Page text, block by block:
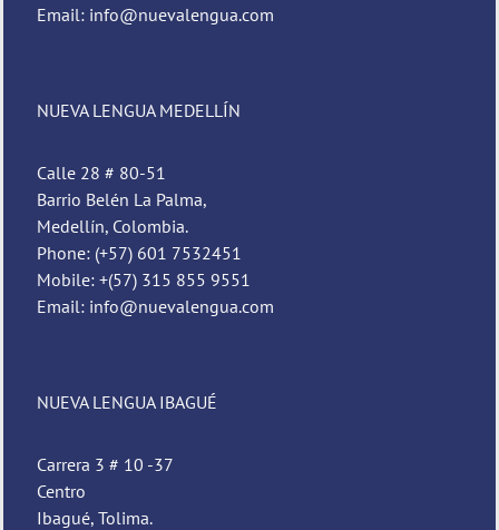
Email: info@nuevalengua.com
NUEVA LENGUA MEDELLÍN
Calle 28 # 80-51
Barrio Belén La Palma,
Medellín, Colombia.
Phone: (+57) 601 7532451
Mobile: +(57) 315 855 9551
Email: info@nuevalengua.com
NUEVA LENGUA IBAGUÉ
Carrera 3 # 10 -37
Centro
Ibagué, Tolima.